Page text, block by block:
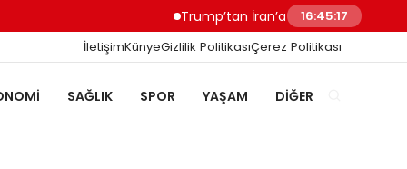
Trump’tan İran’a Müzakere Uyarısı Son
16:45:19
İletişimKünyeGizlilik PolitikasıÇerez Politikası
SAĞLIK SPOR YAŞAM DIĞER